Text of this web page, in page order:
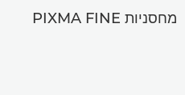
מחסניות PIXMA FINE